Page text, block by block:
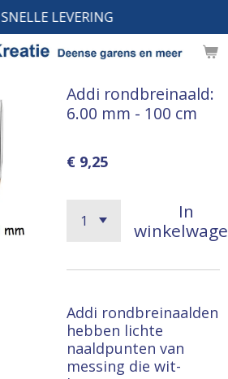
SNELLE LEVERING
Addi rondbreinaald:
6.00 mm - 100 cm
€ 9,25
In
Addi rondbreinaalden
hebben lichte
naaldpunten van
messing die wit-